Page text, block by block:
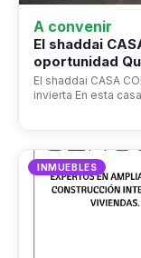
A convenir
El shaddai
oportunidad
El shaddai CASA
invierta En esta
INMUEBLES